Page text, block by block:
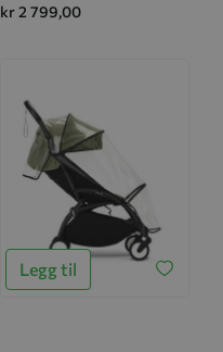
kr 2 799,00
Legg til